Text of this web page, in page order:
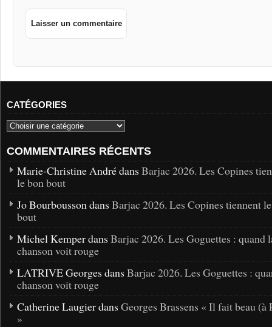
CATÉGORIES
COMMENTAIRES RÉCENTS
Marie-Christine André dans Barjac 2026. Les Copines
le bon bout
Jo Bourbousson dans Barjac 2026. Les Copines tiennent
bout
Michel Kemper dans Barjac 2026. Les Goguettes : quand
chanson voit rouge
LATRIVE Georges dans Barjac 2026. Les Goguettes :
chanson voit rouge
Catherine Laugier dans Georges Brassens « Il fait beau (à
»